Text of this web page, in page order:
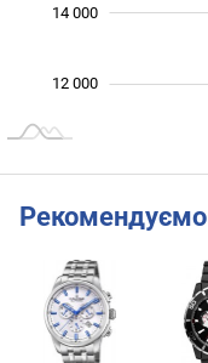
12 000
14 000
Рекомендуємо